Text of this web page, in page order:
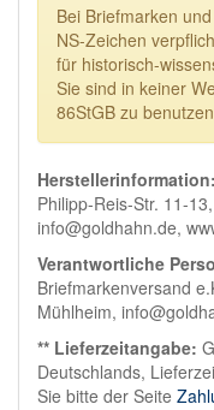
Bei Briefmarken
NS-Zeichen
für historisch-
Sie sind in keiner
86StGB zu
Herstellerinformation:
Philipp-Reis-Str. 11-
info@goldhahn.de,
Verantwortliche
Briefmarkenversand
Mühlheim,
** Lieferzeitangabe:
Deutschlands,
Sie bitte der Seite